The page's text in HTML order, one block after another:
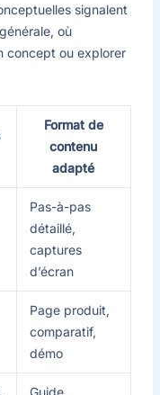
signalent
où
concept ou explorer
Format de
contenu
adapté
Pas-à-pas
détaillé,
captures
d’écran
Page produit,
comparatif,
démo